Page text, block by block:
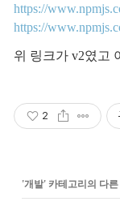
https://
https://
위 링크가 v2였고
2
'개발' 카테고리의 다